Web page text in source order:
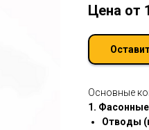
Цена от
Основные
1.
Отводы